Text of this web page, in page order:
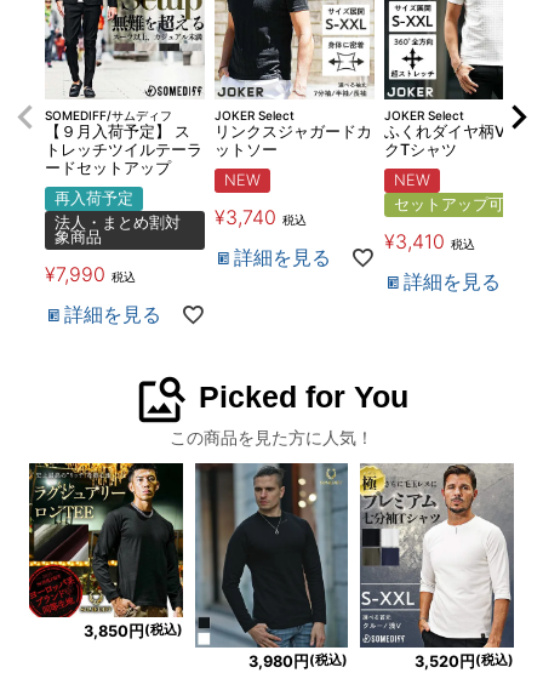
SOMEDIFF/サムディフ
【９月入荷予定】 ス
トレッチツイルテーラ
ードセットアップ
再入荷予定
法人・まとめ割対
象商品
¥7,990 税込
詳細を見る
JOKER Select
リンクスジャガードカ
ットソー
NEW
¥3,740 税込
詳細を見る
JOKER Select
ふくれダイヤ柄Vネッ
クTシャツ
NEW
セットアップ可
¥3,410 税込
詳細を見る
image_search Picked for You
この商品を見た方に人気！
3,850円 (税込)
3,980円 (税込) 3,520円 (税込)